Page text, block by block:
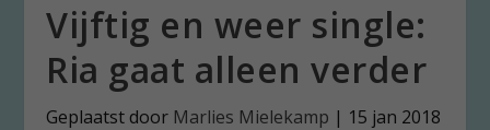
Vijftig en weer single:
Ria gaat alleen verder
Geplaatst door Marlies Mielekamp | 15 jan 2018